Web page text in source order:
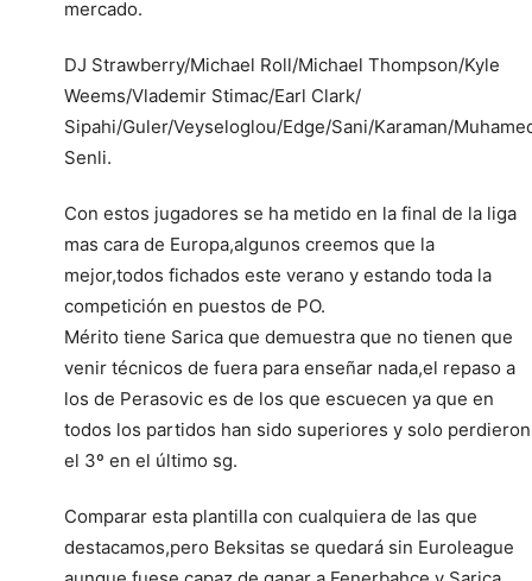
mercado.
DJ Strawberry/Michael Roll/Michael Thompson/Kyle
Weems/Vlademir Stimac/Earl Clark/
Sipahi/Guler/Veyseloglou/Edge/Sani/Karaman/
Senli.
Con estos jugadores se ha metido en la final de la liga
mas cara de Europa,algunos creemos que la
mejor,todos fichados este verano y estando toda la
competición en puestos de PO.
Mérito tiene Sarica que demuestra que no tienen que
venir técnicos de fuera para enseñar nada,el repaso a
los de Perasovic es de los que escuecen ya que en
todos los partidos han sido superiores y solo perdieron
el 3º en el último sg.
Comparar esta plantilla con cualquiera de las que
destacamos,pero Beksitas se quedará sin Euroleague